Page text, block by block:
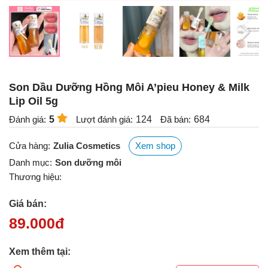
Son Dầu Dưỡng Hồng Môi A’pieu Honey & Milk
Lip Oil 5g
Đánh giá: 5 Lượt đánh giá: 124 Đã bán: 684
Cửa hàng: Zulia Cosmetics
Xem shop
Danh mục: Son dưỡng môi
Thương hiệu:
Giá bán:
89.000đ
Xem thêm tại: